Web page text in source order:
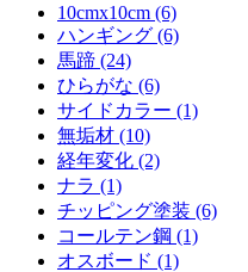
10cmx10cm (6)
ハンギング (6)
馬蹄 (24)
ひらがな (6)
サイドカラー (1)
無垢材 (10)
経年変化 (2)
ナラ (1)
チッピング塗装 (6)
コールテン鋼 (1)
オスボード (1)